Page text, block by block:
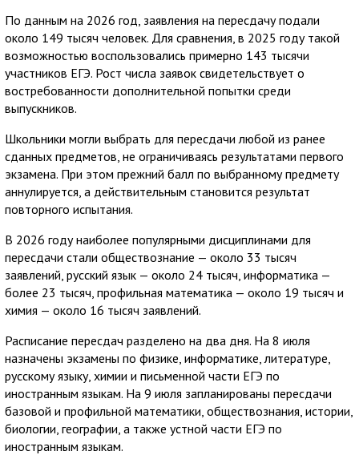
По данным на 2026 год, заявления на пересдачу подали
около 149 тысяч человек. Для сравнения, в 2025 году такой
возможностью воспользовались примерно 143 тысячи
участников ЕГЭ. Рост числа заявок свидетельствует о
востребованности дополнительной попытки среди
выпускников.
Школьники могли выбрать для пересдачи любой из ранее
сданных предметов, не ограничиваясь результатами первого
экзамена. При этом прежний балл по выбранному предмету
аннулируется, а действительным становится результат
повторного испытания.
В 2026 году наиболее популярными дисциплинами для
пересдачи стали обществознание — около 33 тысяч
заявлений, русский язык — около 24 тысяч, информатика —
более 23 тысяч, профильная математика — около 19 тысяч и
химия — около 16 тысяч заявлений.
Расписание пересдач разделено на два дня. На 8 июля
назначены экзамены по физике, информатике, литературе,
русскому языку, химии и письменной части ЕГЭ по
иностранным языкам. На 9 июля запланированы пересдачи
базовой и профильной математики, обществознания, истории,
биологии, географии, а также устной части ЕГЭ по
иностранным языкам.